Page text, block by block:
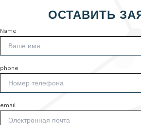
ОСТАВИТЬ
Name
phone
email